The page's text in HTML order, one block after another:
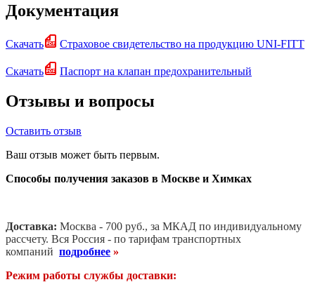
Документация
Скачать Страховое свидетельство на продукцию UNI-FITT
Скачать Паспорт на клапан предохранительный
Отзывы и вопросы
Оставить отзыв
Ваш отзыв может быть первым.
Способы получения заказов в Москве и Химках
Доставка: Москва - 700 руб., за МКАД по индивидуальному
рассчету. Вся Россия - по тарифам транспортных
компаний подробнее »
Режим работы службы доставки: